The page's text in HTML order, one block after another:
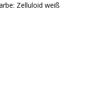
Zelluloid weiß